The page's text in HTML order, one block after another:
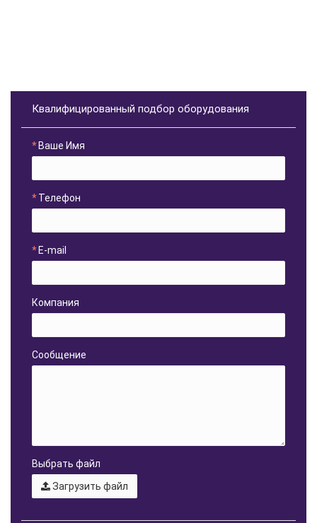
Квалифицированный подбор оборудования
Ваше Имя
Телефон
E-mail
Компания
Сообщение
Выбрать файл
Загрузить файл